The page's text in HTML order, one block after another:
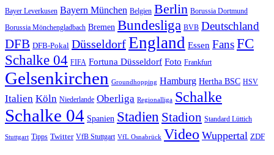
Bayer Leverkusen Bayern München Belgien Berlin Borussia Dortmund
Borussia Mönchengladbach Bremen Bundesliga BVB Deutschland
DFB DFB-Pokal DüsseldorfEngland Essen FansFC
Schalke 04 FIFA Fortuna Düsseldorf Foto Frankfurt
Gelsenkirchen Groundhopping Hamburg Hertha BSC HSV
Italien Köln Niederlande Oberliga Regionalliga Schalke
Schalke 04 Spanien Stadien Stadion Standard Lüttich
Stuttgart Tipps Twitter VfB Stuttgart VfL Osnabrück Video Wuppertal ZDF